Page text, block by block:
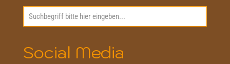
Social Media